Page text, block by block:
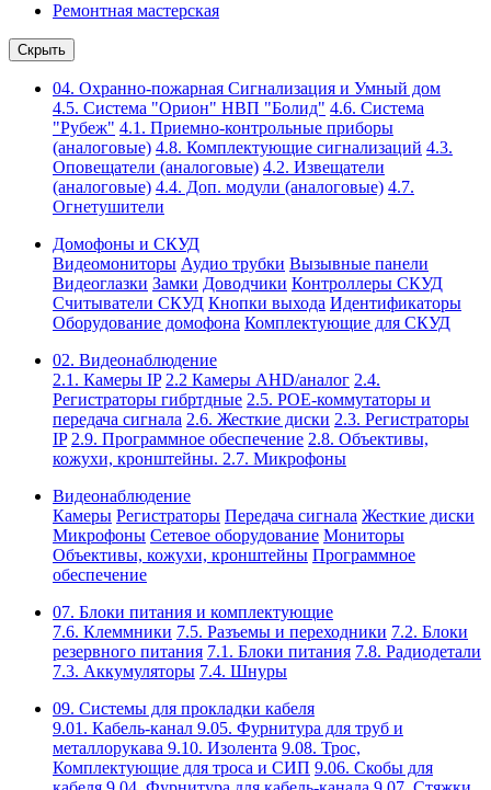
Ремонтная мастерская
Скрыть
04. Охранно-пожарная Сигнализация и Умный дом
4.5. Система "Орион" НВП "Болид" 4.6. Система
"Рубеж" 4.1. Приемно-контрольные приборы
(аналоговые) 4.8. Комплектующие сигнализаций 4.3.
Оповещатели (аналоговые) 4.2. Извещатели
(аналоговые) 4.4. Доп. модули (аналоговые) 4.7.
Огнетушители
Домофоны и СКУД
Видеомониторы Аудио трубки Вызывные панели
Видеоглазки Замки Доводчики Контроллеры СКУД
Считыватели СКУД Кнопки выхода Идентификаторы
Оборудование домофона Комплектующие для СКУД
02. Видеонаблюдение
2.1. Камеры IP 2.2 Камеры AHD/аналог 2.4.
Регистраторы гибртдные 2.5. РОЕ-коммутаторы и
передача сигнала 2.6. Жесткие диски 2.3. Регистраторы
IP 2.9. Программное обеспечение 2.8. Объективы,
кожухи, кронштейны. 2.7. Микрофоны
Видеонаблюдение
Камеры Регистраторы Передача сигнала Жесткие диски
Микрофоны Сетевое оборудование Мониторы
Объективы, кожухи, кронштейны Программное
обеспечение
07. Блоки питания и комплектующие
7.6. Клеммники 7.5. Разъемы и переходники 7.2. Блоки
резервного питания 7.1. Блоки питания 7.8. Радиодетали
7.3. Аккумуляторы 7.4. Шнуры
09. Системы для прокладки кабеля
9.01. Кабель-канал 9.05. Фурнитура для труб и
металлорукава 9.10. Изолента 9.08. Трос,
Комплектующие для троса и СИП 9.06. Скобы для